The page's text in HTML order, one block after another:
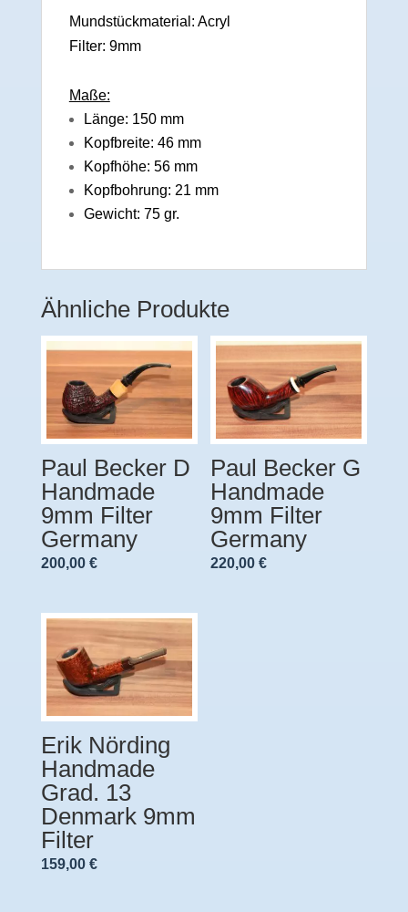
Mundstückmaterial: Acryl
Filter: 9mm
Maße:
Länge: 150 mm
Kopfbreite: 46 mm
Kopfhöhe: 56 mm
Kopfbohrung: 21 mm
Gewicht: 75 gr.
Ähnliche Produkte
Paul Becker D
Handmade
9mm Filter
Germany
200,00 €
Paul Becker G
Handmade
9mm Filter
Germany
220,00€
Erik Nörding
Handmade
Grad. 13
Denmark 9mm
Filter
159,00 €